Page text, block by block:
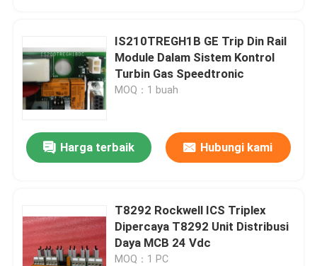
IS210TREGH1B GE Trip Din Rail
Module Dalam Sistem Kontrol
Turbin Gas Speedtronic
MOQ：1 buah
Harga terbaik Hubungi kami
T8292 Rockwell ICS Triplex
Dipercaya T8292 Unit Distribusi
Daya MCB 24 Vdc
MOQ：1 PC